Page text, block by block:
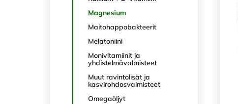
Magnesium
Maitohappobakteerit
Melatoniini
Monivitamiinit ja
yhdistelmävalmisteet
Muut ravintolisät ja
kasvirohdosvalmisteet
Omegaöljyt